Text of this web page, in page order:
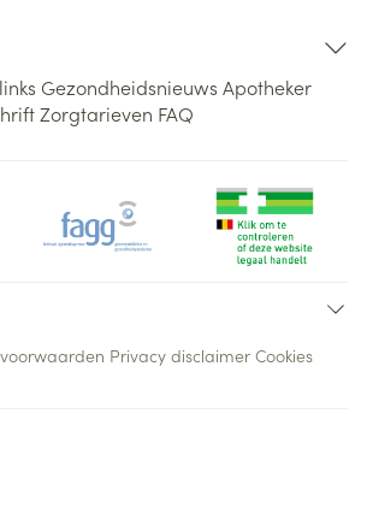
Gezondheidsnieuws Apotheker
Zorgtarieven FAQ
Privacy disclaimer Cookies